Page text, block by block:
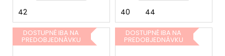
42 40 44
DOSTUPNÉ IBA NA
PREDOBJEDNÁVKU
DOSTUPNÉ IBA NA
PREDOBJEDNÁVKU